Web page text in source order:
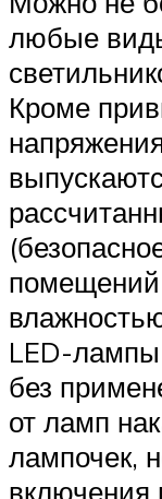
любые
Кроме
LED-лампы
без
от ламп
лампочек,